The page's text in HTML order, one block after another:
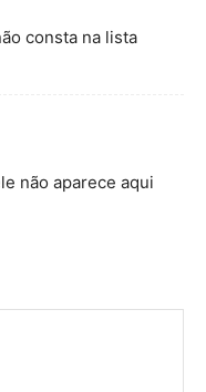
consta na lista
não aparece aqui